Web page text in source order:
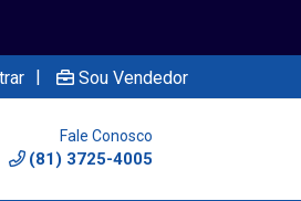
| Sou Vendedor
Fale Conosco
(81) 3725-4005